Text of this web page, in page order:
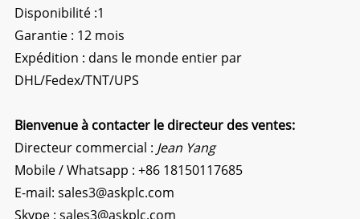
Disponibilité :1
Garantie : 12 mois
Expédition : dans le monde entier par
DHL/Fedex/TNT/UPS
Bienvenue à contacter le directeur des ventes:
Directeur commercial : Jean Yang
Mobile / Whatsapp : +86 18150117685
E-mail: sales3@askplc.com
Skype : sales3@askplc.com